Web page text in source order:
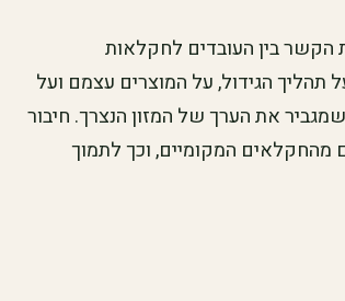
הקשר בין העובדים לחקלאות
תהליך הגידול, על המוצרים עצמם ועל
את הערך של המזון הנצרך. חיבור
מהחקלאים המקומיים, וכך לתמוך